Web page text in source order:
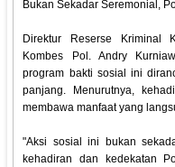
‎Bukan Sekadar Seremonial,
‎Direktur Reserse Kriminal
Kombes Pol. Andry
program bakti sosial ini
panjang. Menurutnya,
membawa manfaat yang
‎"Aksi sosial ini bukan
kehadiran dan kedekatan